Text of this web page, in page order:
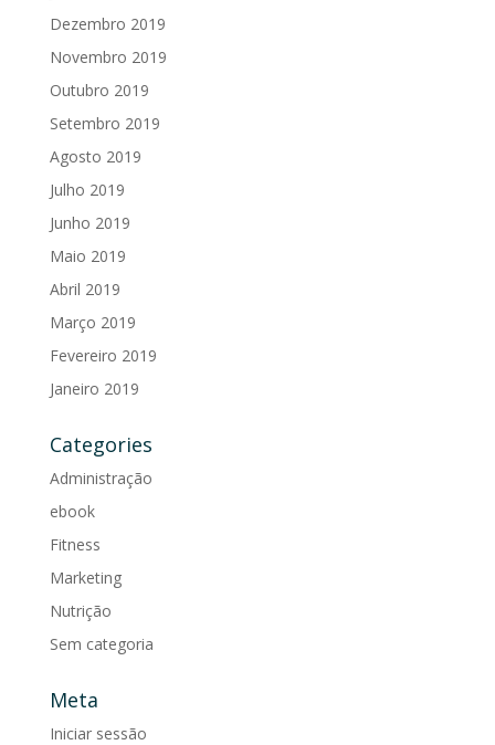
Dezembro 2019
Novembro 2019
Outubro 2019
Setembro 2019
Agosto 2019
Julho 2019
Junho 2019
Maio 2019
Abril 2019
Março 2019
Fevereiro 2019
Janeiro 2019
Categories
Administração
ebook
Fitness
Marketing
Nutrição
Sem categoria
Meta
Iniciar sessão